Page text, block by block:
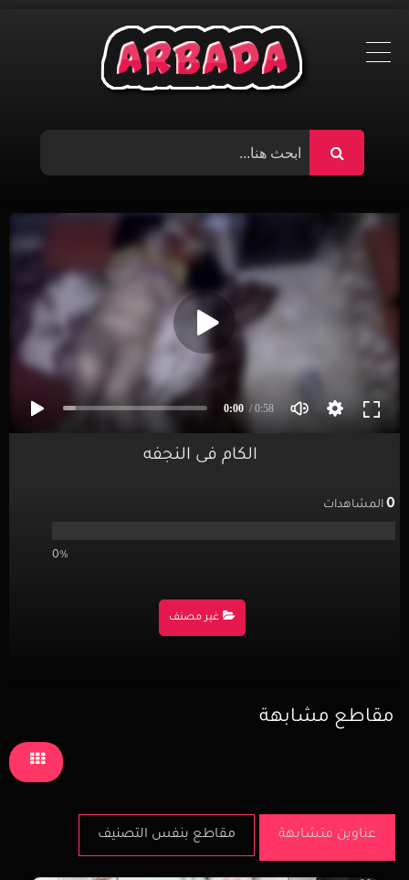
content
0:00 / 0:58
الكام فى النجفه
0المشاهدات
0%
غير مصنف
مقاطع مشابهة
عناوين متشابهة مقاطع بنفس التصنيف